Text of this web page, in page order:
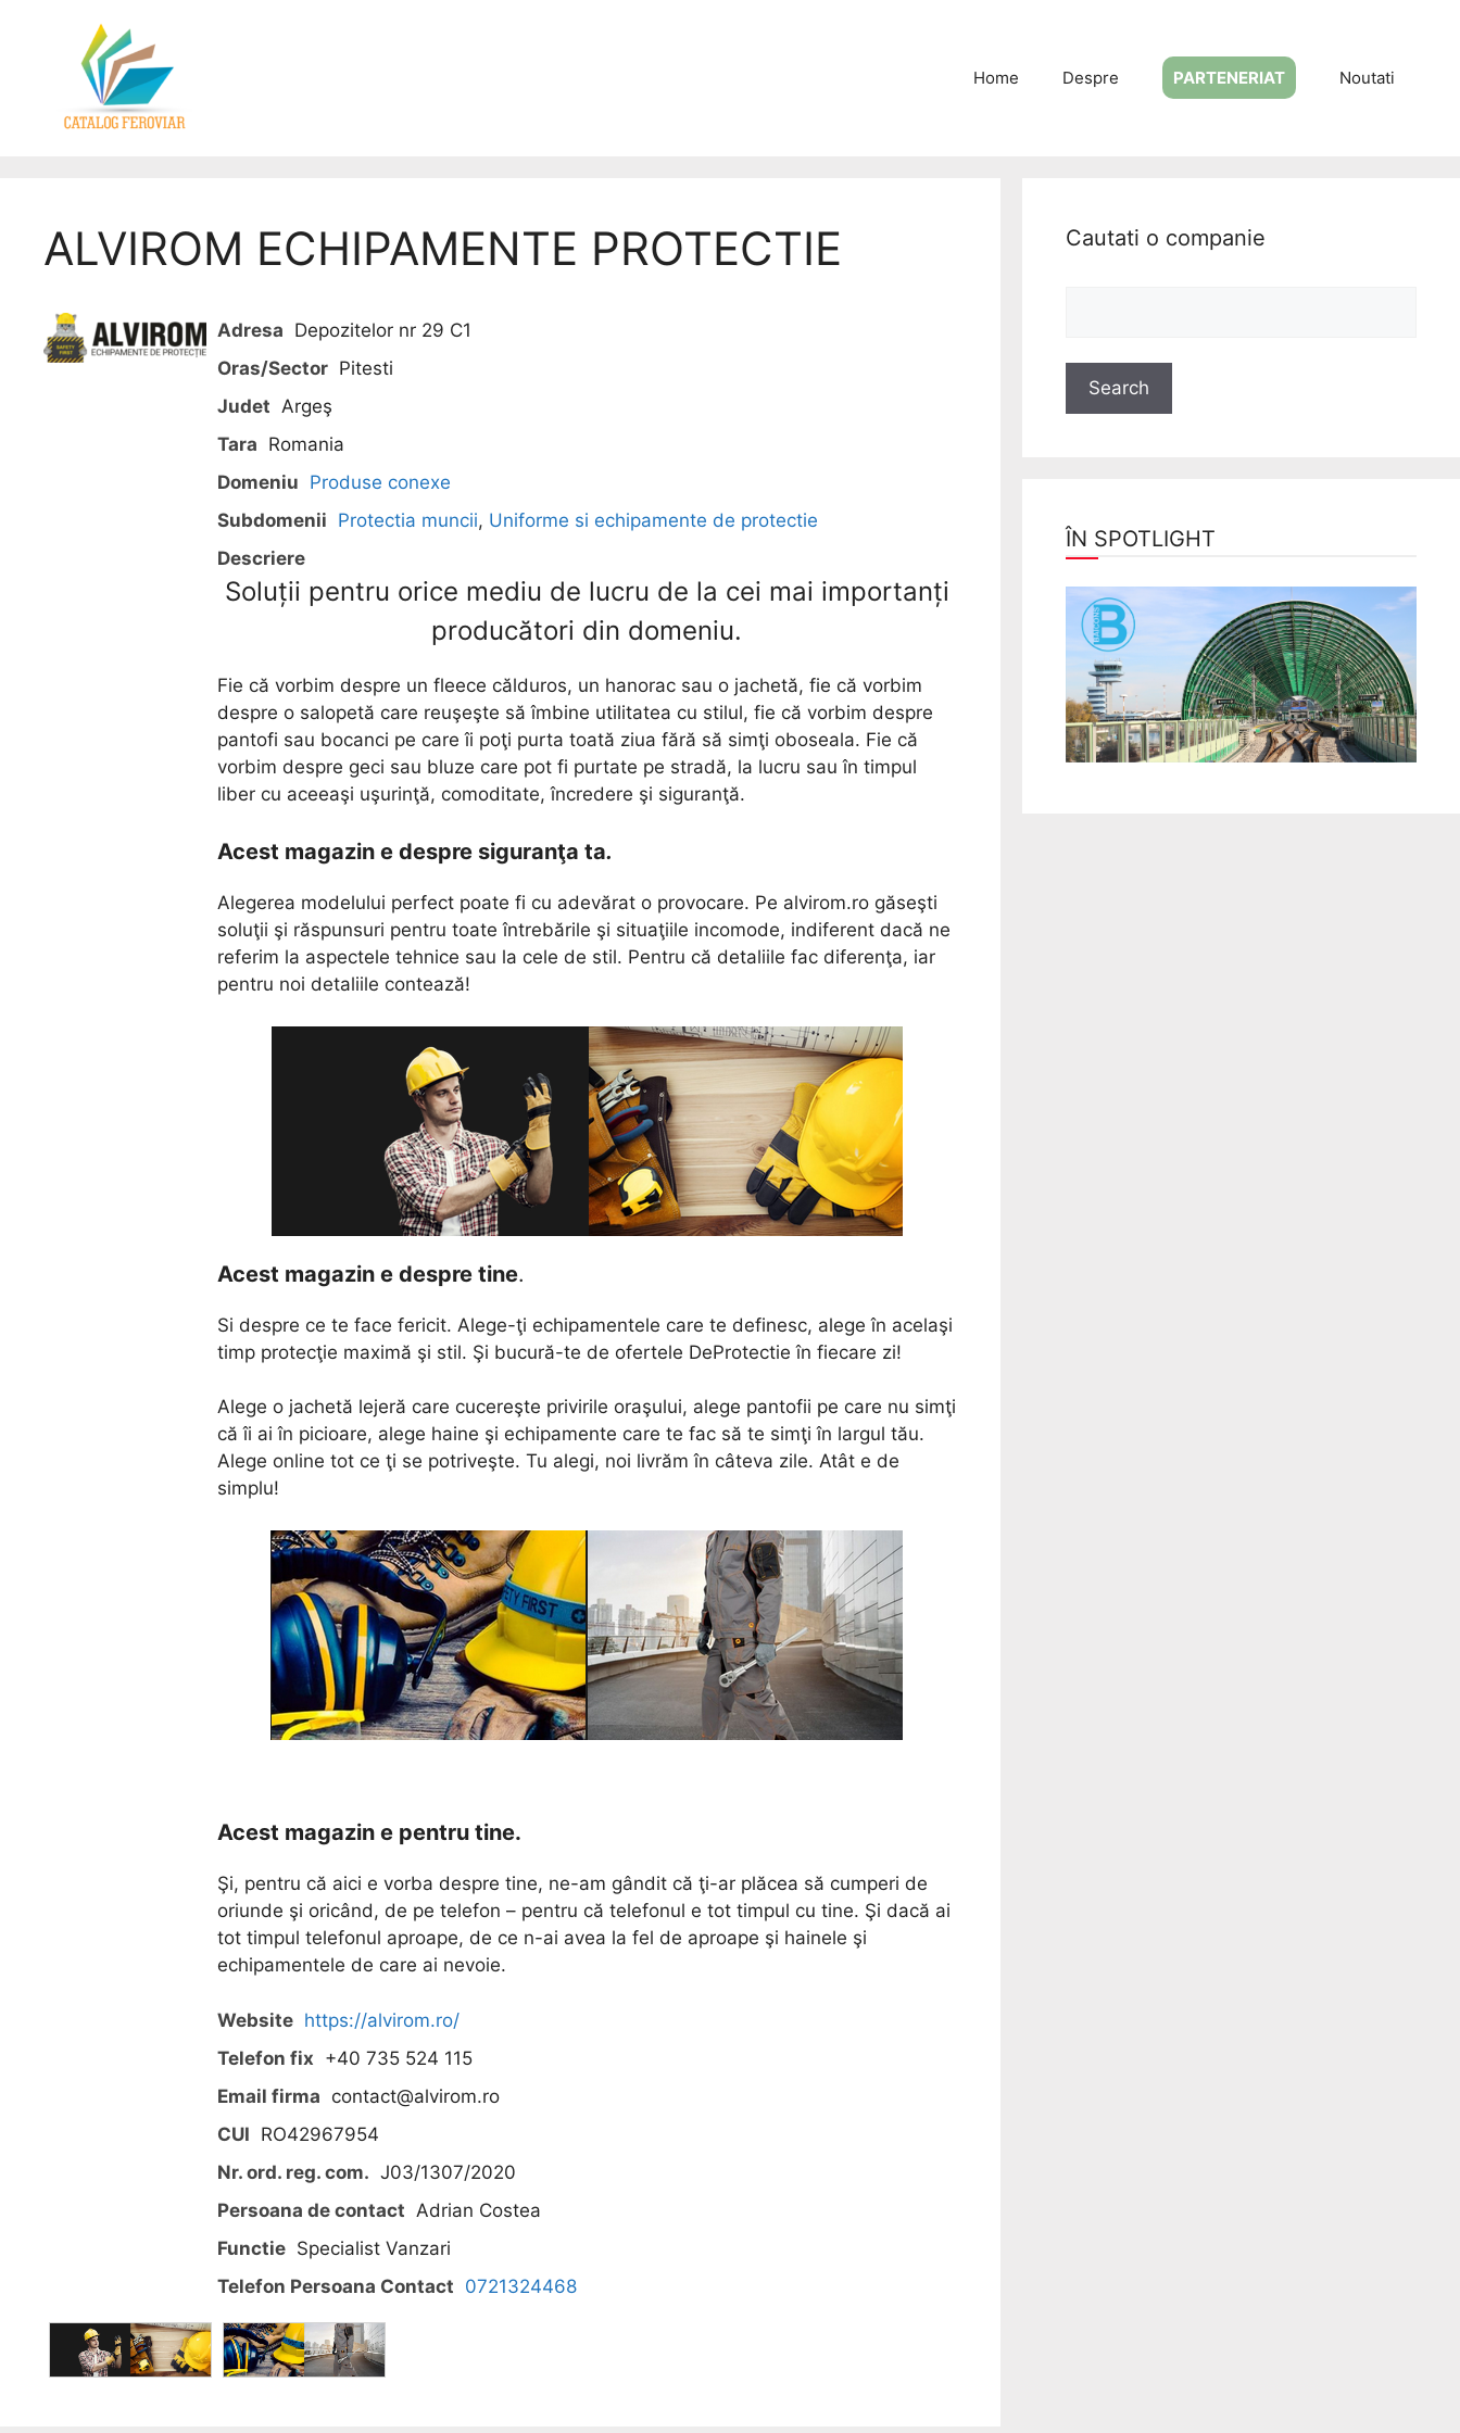
Home Despre PARTENERIAT Noutati
ALVIROM ECHIPAMENTE PROTECTIE
Adresa Depozitelor nr 29 C1
Oras/Sector Pitesti
Judet Argeş
Tara Romania
Domeniu Produse conexe
Subdomenii Protectia muncii, Uniforme si echipamente de protectie
Descriere
Soluții pentru orice mediu de lucru de la cei mai importanți
producători din domeniu.
Fie că vorbim despre un fleece călduros, un hanorac sau o jachetă, fie că vorbim
despre o salopetă care reuşeşte să îmbine utilitatea cu stilul, fie că vorbim despre
pantofi sau bocanci pe care îi poţi purta toată ziua fără să simţi oboseala. Fie că
vorbim despre geci sau bluze care pot fi purtate pe stradă, la lucru sau în timpul
liber cu aceeaşi uşurinţă, comoditate, încredere şi siguranţă.
Acest magazin e despre siguranţa ta.
Alegerea modelului perfect poate fi cu adevărat o provocare. Pe alvirom.ro găseşti
soluţii şi răspunsuri pentru toate întrebările şi situaţiile incomode, indiferent dacă ne
referim la aspectele tehnice sau la cele de stil. Pentru că detaliile fac diferenţa, iar
pentru noi detaliile contează!
Acest magazin e despre tine.
Si despre ce te face fericit. Alege-ţi echipamentele care te definesc, alege în acelaşi
timp protecţie maximă şi stil. Şi bucură-te de ofertele DeProtectie în fiecare zi!
Alege o jachetă lejeră care cucereşte privirile oraşului, alege pantofii pe care nu simţi
că îi ai în picioare, alege haine şi echipamente care te fac să te simţi în largul tău.
Alege online tot ce ţi se potriveşte. Tu alegi, noi livrăm în câteva zile. Atât e de
simplu!
Acest magazin e pentru tine.
Şi, pentru că aici e vorba despre tine, ne-am gândit că ţi-ar plăcea să cumperi de
oriunde şi oricând, de pe telefon – pentru că telefonul e tot timpul cu tine. Şi dacă ai
tot timpul telefonul aproape, de ce n-ai avea la fel de aproape şi hainele şi
echipamentele de care ai nevoie.
Website https://alvirom.ro/
Telefon fix +40 735 524 115
Email firma contact@alvirom.ro
CUI RO42967954
Nr. ord. reg. com. J03/1307/2020
Persoana de contact Adrian Costea
Functie Specialist Vanzari
Telefon Persoana Contact 0721324468
Cautati o companie
ÎN SPOTLIGHT